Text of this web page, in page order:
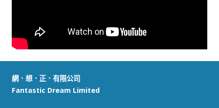
網．想．正．有限公司
Fantastic Dream Limited